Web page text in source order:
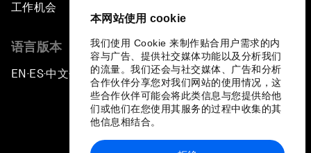
本网站使用 cookie
我们使用 Cookie 来制作贴合用户需求的内
容与广告、提供社交媒体功能以及分析我们
的流量。我们还会与社交媒体、广告和分析
合作伙伴分享您对我们网站的使用情况，这
些合作伙伴可能会将此类信息与您提供给他
们或他们在您使用其服务的过程中收集的其
他信息相结合。
工作机会
语言版本
EN ▪ ES▪中文▪ 日本語